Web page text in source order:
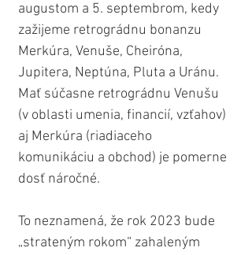
augustom a 5. septembrom, kedy
zažijeme retrográdnu bonanzu
Merkúra, Venuše, Cheiróna,
Jupitera, Neptúna, Pluta a Uránu.
Mať súčasne retrográdnu Venušu
(v oblasti umenia, financií, vzťahov)
aj Merkúra (riadiaceho
komunikáciu a obchod) je pomerne
dosť náročné.
To neznamená, že rok 2023 bude
„strateným rokom“ zahaleným